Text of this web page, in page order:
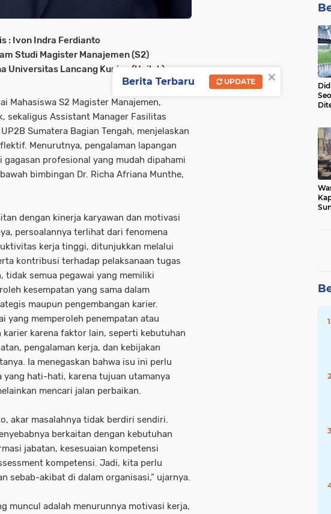
: Ivon Indra Ferdianto
Studi Magister Manajemen (S2)
Universitas Lancang Kuning (Unilak)
Mahasiswa S2 Magister Manajemen,
sekaligus Assistant Manager Fasilitas
Sumatera Bagian Tengah, menjelaskan
Menurutnya, pengalaman lapangan
gagasan profesional yang mudah dipahami
bimbingan Dr. Richa Afriana Munthe,
dengan kinerja karyawan dan motivasi
persoalannya terlihat dari fenomena
kerja tinggi, ditunjukkan melalui
kontribusi terhadap pelaksanaan tugas
tidak semua pegawai yang memiliki
kesempatan yang sama dalam
maupun pengembangan karier.
yang memperoleh penempatan atau
karier karena faktor lain, seperti kebutuhan
pengalaman kerja, dan kebijakan
Ia menegaskan bahwa isu ini perlu
yang hati-hati, karena tujuan utamanya
mencari jalan perbaikan.
akar masalahnya tidak berdiri sendiri.
berkaitan dengan kebutuhan
jabatan, kesesuaian kompetensi
kompetensi. Jadi, kita perlu
sebab-akibat di dalam organisasi,” ujarnya.
muncul adalah menurunnya motivasi kerja,
×
Berita Terbaru UPDATE